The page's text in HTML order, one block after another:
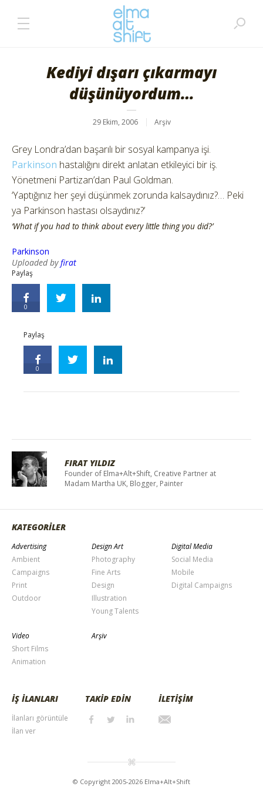
Kediyi dışarı çıkarmayı
düşünüyordum…
29 Ekim, 2006 Arşiv
Grey Londra’dan başarılı bir sosyal kampanya işi.
Parkinson hastalığını direkt anlatan etkileyici bir iş.
Yönetmeni Partizan’dan Paul Goldman.
‘Yaptığınız her şeyi düşünmek zorunda kalsaydınız?… Peki
ya Parkinson hastası olsaydınız?’
‘What if you had to think about every little thing you did?’
Parkinson
Uploaded byfirat
Paylaş
0
Paylaş
0
FIRAT YILDIZ
Founder of Elma+Alt+Shift, Creative Partner at
Madam Martha UK, Blogger, Painter
KATEGORİLER
Advertising
Ambient
Campaigns
Print
Outdoor
Design Art
Photography
Fine Arts
Design
Illustration
Young Talents
Digital Media
Social Media
Mobile
Digital Campaigns
Video
Short Films
Animation
Arşiv
İŞ İLANLARI
İlanları görüntüle
İlan ver
TAKİP EDİN İLETİŞİM
© Copyright 2005-2026 Elma+Alt+Shift